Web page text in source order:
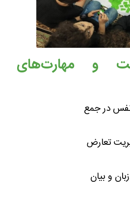
و مهارت‌های
نفس در جمع
تعارض
و بیان